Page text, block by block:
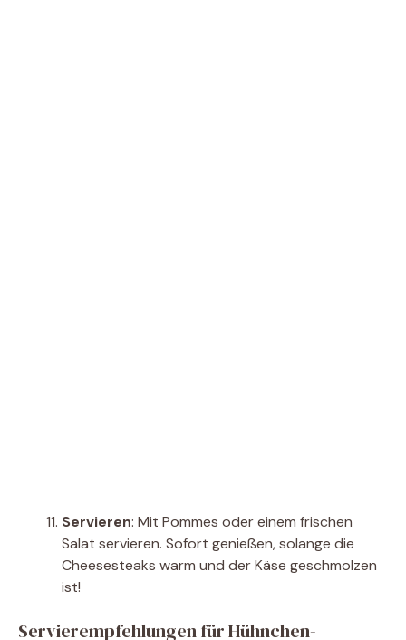
Servieren: Mit Pommes oder einem frischen
Salat servieren. Sofort genießen, solange die
Cheesesteaks warm und der Käse geschmolzen
ist!
Servierempfehlungen für Hühnchen-